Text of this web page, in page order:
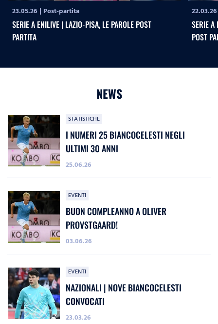
23.05.26 | Post-partita
SERIE A ENILIVE | LAZIO-PISA, LE PAROLE POST
PARTITA
22.03.26
SERIE A
POST
NEWS
STATISTICHE
I NUMERI 25 BIANCOCELESTI NEGLI
ULTIMI 30 ANNI
25.06.26
EVENTI
BUON COMPLEANNO A OLIVER
PROVSTGAARD!
03.06.26
EVENTI
NAZIONALI | NOVE BIANCOCELESTI
CONVOCATI
23.03.26